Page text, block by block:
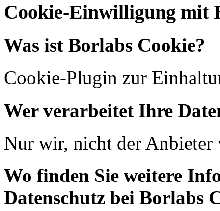
Cookie-Einwilligung mit
Was ist Borlabs Cookie?
Cookie-Plugin zur
Wer verarbeitet Ihre
Nur wir, nicht der Anbieter
Wo finden Sie weitere
Datenschutz bei Borlabs